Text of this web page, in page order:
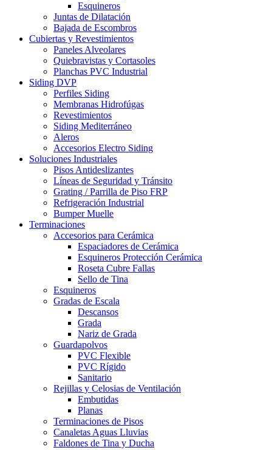
Esquineros
Juntas de Dilatación
Bajada de Escombros
Cubiertas y Revestimientos
Paneles Alveolares
Quiebravistas y Cortasoles
Planchas PVC Industrial
Siding DVP
Perfiles Siding
Membranas Hidrofúgas
Revestimientos
Siding Mediterráneo
Aleros
Accesorios Electro Siding
Soluciones Industriales
Pisos Antideslizantes
Líneas de Seguridad y Tránsito
Grating / Parrilla de Piso FRP
Refrigeración Industrial
Bumper Muelle
Terminaciones
Accesorios para Cerámica
Espaciadores de Cerámica
Esquineros Protección Cerámica
Roseta Cubre Fallas
Sello de Tina
Esquineros
Gradas de Escala
Descansos
Grada
Nariz de Grada
Guardapolvos
PVC Flexible
PVC Rígido
Sanitario
Rejillas y Celosias de Ventilación
Embutidas
Planas
Terminaciones de Pisos
Canaletas Aguas Lluvias
Faldones de Tina y Ducha